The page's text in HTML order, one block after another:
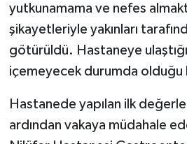
yutkunamama ve nefes
şikayetleriyle yakınları
götürüldü. Hastaneye
içemeyecek durumda
Hastanede yapılan ilk
ardından vakaya müdahale